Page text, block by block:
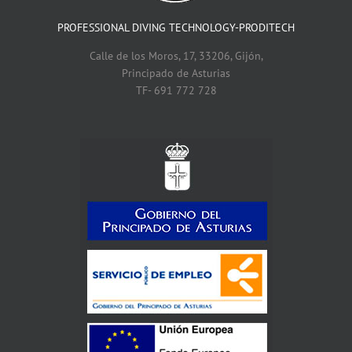
PROFESSIONAL DIVING TECHNOLOGY-PRODITECH
Calle de los Moros, 17, 33206, Gijón,
Principado de Asturias
TF- 691 772 728